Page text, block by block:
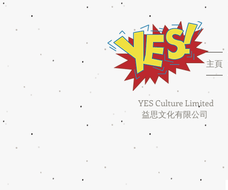
YES Culture Limited
益思文化有限公司
主頁